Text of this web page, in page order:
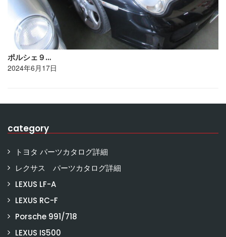
ポルシェ９…
2024年6月17日
category
トヨタ パーツカタログ詳細
レクサス パーツカタログ詳細
LEXUS LF-A
LEXUS RC-F
Porsche 991/718
LEXUS IS500